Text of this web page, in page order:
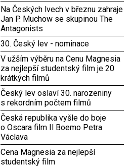
Na Českých lvech v březnu zahraje
Jan P. Muchow se skupinou The
Antagonists
30. Český lev - nominace
V užším výběru na Cenu Magnesia
za nejlepší studentský film je 20
krátkých filmů
Český lev oslaví 30. narozeniny
s rekordním počtem filmů
Česká republika vyšle do boje
o Oscara film Il Boemo Petra
Václava
Cena Magnesia za nejlepší
studentský film